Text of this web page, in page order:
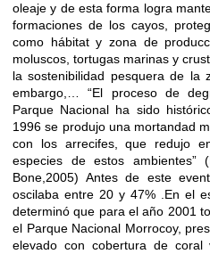
oleaje y de esta forma logra
formaciones de los cayos,
como hábitat y zona de
moluscos, tortugas marinas y
la sostenibilidad pesquera de la
embargo,… “El proceso de
Parque Nacional ha sido
1996 se produjo una mortandad
con los arrecifes, que redujo
especies de estos ambientes”
Bone,2005) Antes de este
oscilaba entre 20 y 47% .En el
determinó que para el año 2001
el Parque Nacional Morrocoy,
elevado con cobertura de